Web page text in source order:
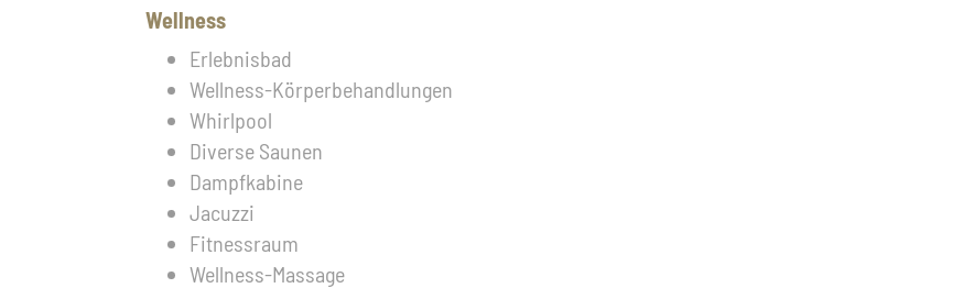
Wellness
Erlebnisbad
Wellness-Körperbehandlungen
Whirlpool
Diverse Saunen
Dampfkabine
Jacuzzi
Fitnessraum
Wellness-Massage